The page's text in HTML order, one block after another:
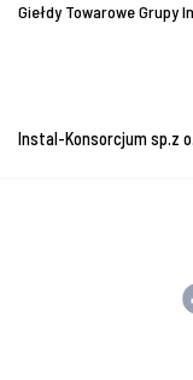
Giełdy Towarowe Grupy
Instal-Konsorcjum sp.z